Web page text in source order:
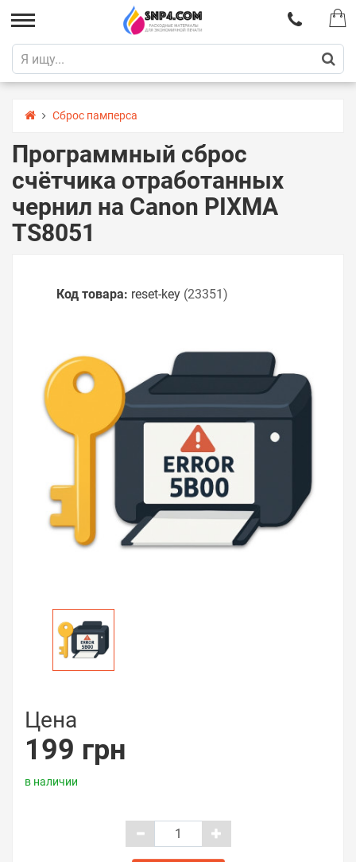
Сброс памперса
Программный сброс
счётчика отработанных
чернил на Canon PIXMA
TS8051
Код товара: reset-key (23351)
Цена
199 грн
в наличии